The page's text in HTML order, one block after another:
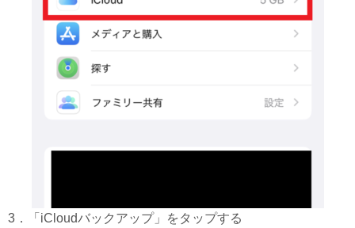
3．「iCloudバックアップ」をタップする